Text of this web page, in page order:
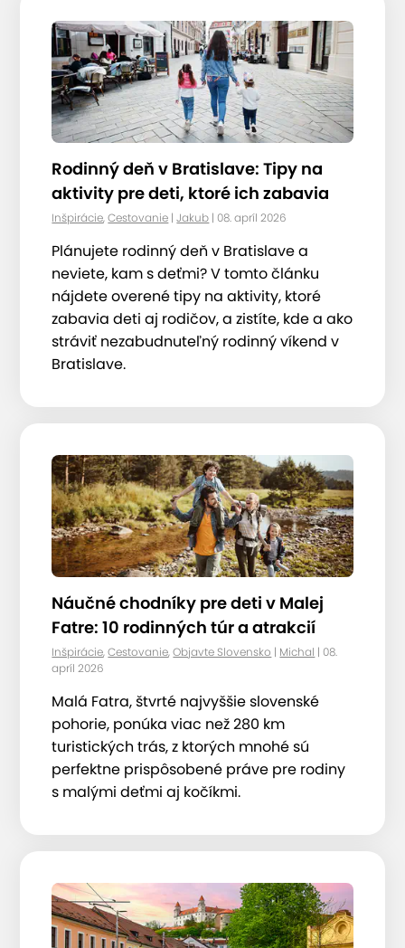
Rodinný deň v Bratislave: Tipy na
aktivity pre deti, ktoré ich zabavia
Inšpirácie,Cestovanie |Jakub | 08. apríl 2026
Plánujete rodinný deň v Bratislave a
neviete, kam s deťmi? V tomto článku
nájdete overené tipy na aktivity, ktoré
zabavia deti aj rodičov, a zistíte, kde a ako
stráviť nezabudnuteľný rodinný víkend v
Bratislave.
Náučné chodníky pre deti v Malej
Fatre: 10 rodinných túr a atrakcií
Inšpirácie,Cestovanie,Objavte Slovensko | Michal | 08.
apríl 2026
Malá Fatra, štvrté najvyššie slovenské
pohorie, ponúka viac než 280 km
turistických trás, z ktorých mnohé sú
perfektne prispôsobené práve pre rodiny
s malými deťmi aj kočíkmi.